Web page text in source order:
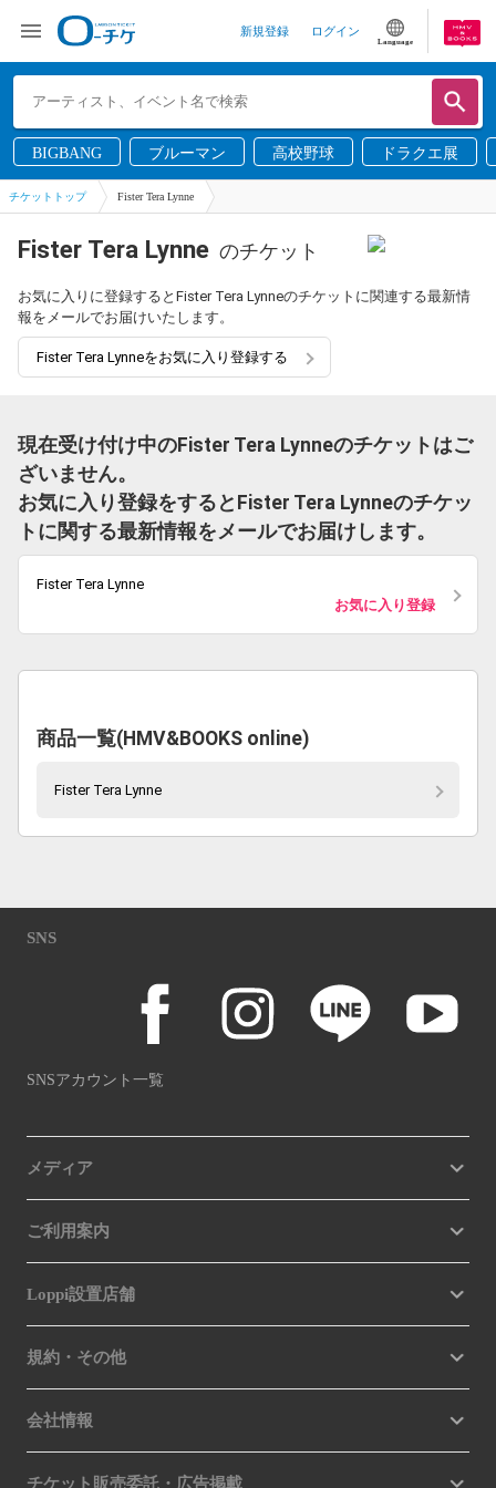
新規登録 ログイン
Language
BIGBANG ブルーマン 高校野球 ドラクエ展
チケットトップ Fister Tera Lynne
Fister Tera Lynne のチケット
お気に入りに登録するとFister Tera Lynneのチケットに関連する最新情
報をメールでお届けいたします。
Fister Tera Lynneをお気に入り登録する
現在受け付け中のFister Tera Lynneのチケットはご
ざいません。
お気に入り登録をするとFister Tera Lynneのチケッ
トに関する最新情報をメールでお届けします。
Fister Tera Lynne
お気に入り登録
商品一覧(HMV&BOOKS online)
Fister Tera Lynne
SNS
SNSアカウント一覧
メディア
ご利用案内
Loppi設置店舗
規約・その他
会社情報
チケット販売委託・広告掲載